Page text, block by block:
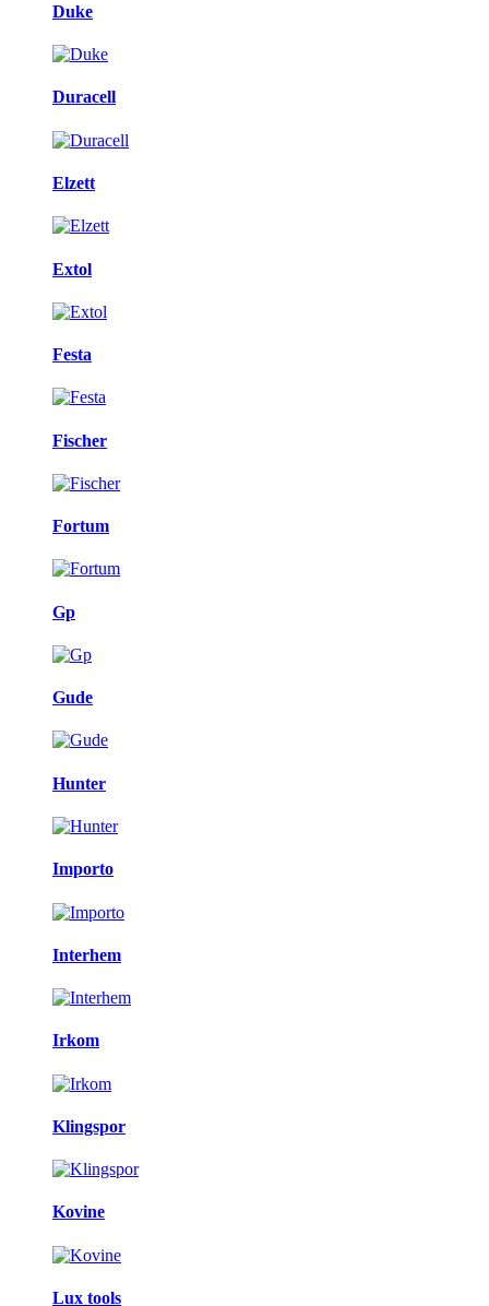
Duke
Duracell
Elzett
Extol
Festa
Fischer
Fortum
Gp
Gude
Hunter
Importo
Interhem
Irkom
Klingspor
Kovine
Lux tools